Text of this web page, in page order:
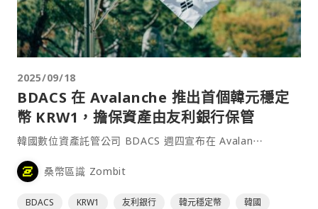
2025/09/18
BDACS 在 Avalanche 推出首個韓元穩定
幣 KRW1，擔保資產由友利銀行保管
韓國數位資產託管公司 BDACS 週四宣布在 Avalan⋯
桑幣區識 Zombit
BDACS KRW1 友利銀行 韓元穩定幣 韓國